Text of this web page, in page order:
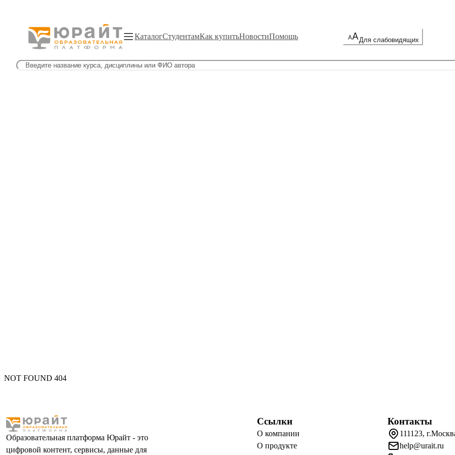
КаталогСтудентамКак купитьНовостиПомощь Для слабовидящих
NOT FOUND 404
Образовательная платформа Юрайт - это
цифровой контент, сервисы, данные для
Ссылки
О компании
О продукте
Контакты
111123,
help@urait.ru